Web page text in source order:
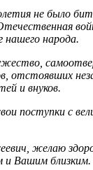
не было
нашего народа.
отстоявших
и внуков.
поступки с
желаю
и Вашим близким.